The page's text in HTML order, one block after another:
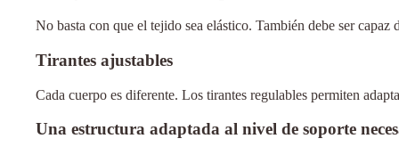
No basta con que el tejido sea elástico. También debe ser
Tirantes ajustables
Cada cuerpo es diferente. Los tirantes regulables permiten
Una estructura adaptada al nivel de soporte